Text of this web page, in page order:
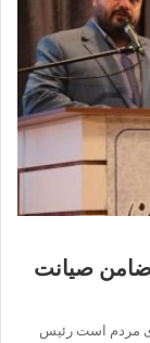
صیانت
مردم است رئیس